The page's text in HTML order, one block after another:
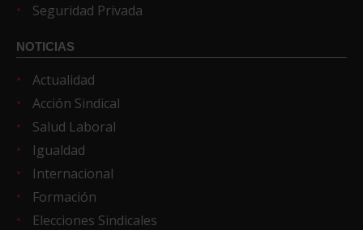
Seguridad Privada
NOTICIAS
Actualidad
Acción Sindical
Salud Laboral
Igualdad
Internacional
Formación
Elecciones Sindicales